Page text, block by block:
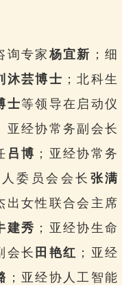
询专家杨宜新 ；细
沐芸博士 ；北科生
士等领导在启动仪
亚经协常务副会长
吕博 ；亚经协常务
委员会会长 张满
出女性联合会主席
建秀 ；亚经协生命
会长 田艳红 ；亚经
；亚经协人工智能